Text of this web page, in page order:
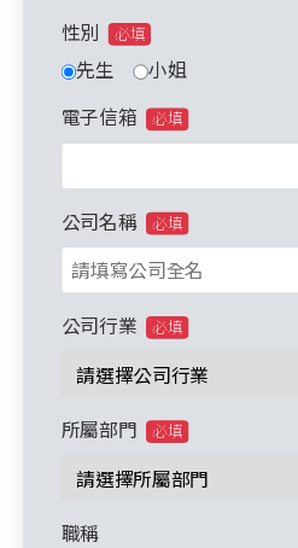
性別 必填
先生 小姐
電子信箱 必填
公司名稱 必填
公司行業 必填
所屬部門 必填
職稱